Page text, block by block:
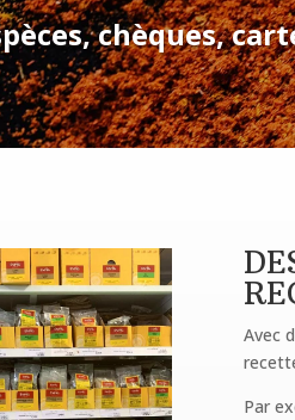
chèques,
Avec
Par